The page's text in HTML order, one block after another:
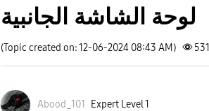
لوحة الشاشة الجانبية
(Topic created on: 12-06-2024 08:43 AM) 531
Abood_101 Expert Level 1